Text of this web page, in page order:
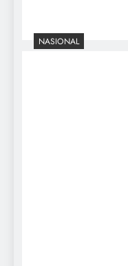
NASIONAL